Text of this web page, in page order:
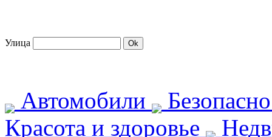
Улица
Автомобили
Красота и здоровье